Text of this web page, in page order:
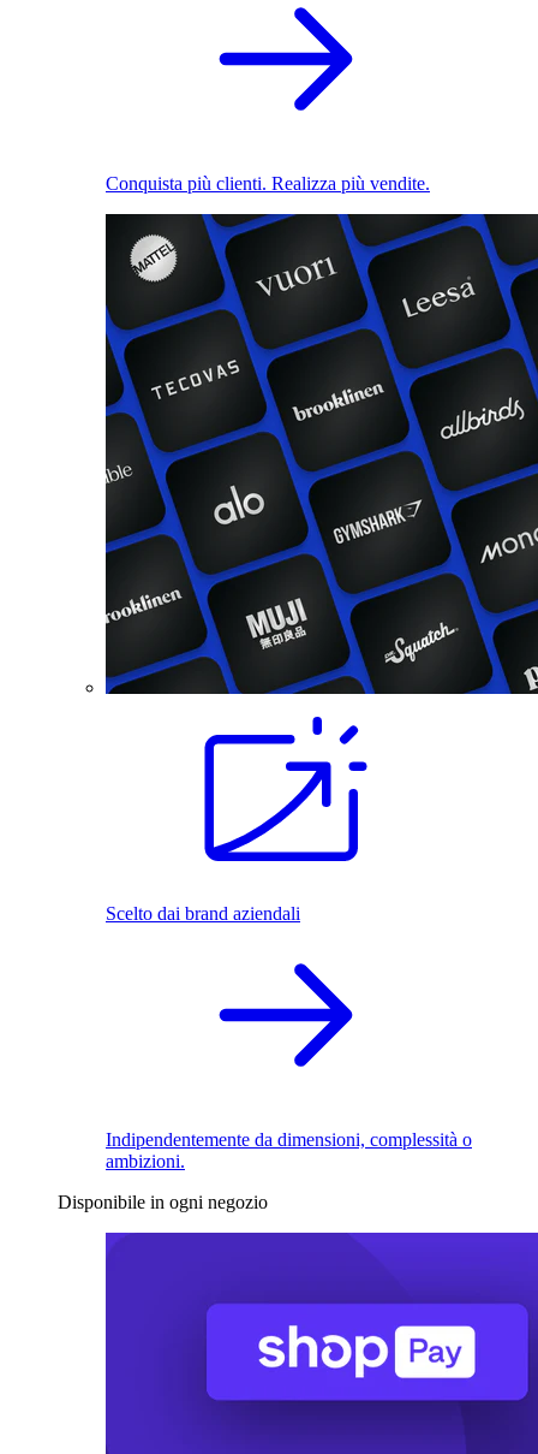
Conquista più clienti. Realizza più vendite.
Scelto dai brand aziendali
Indipendentemente da dimensioni, complessità o
ambizioni.
Disponibile in ogni negozio